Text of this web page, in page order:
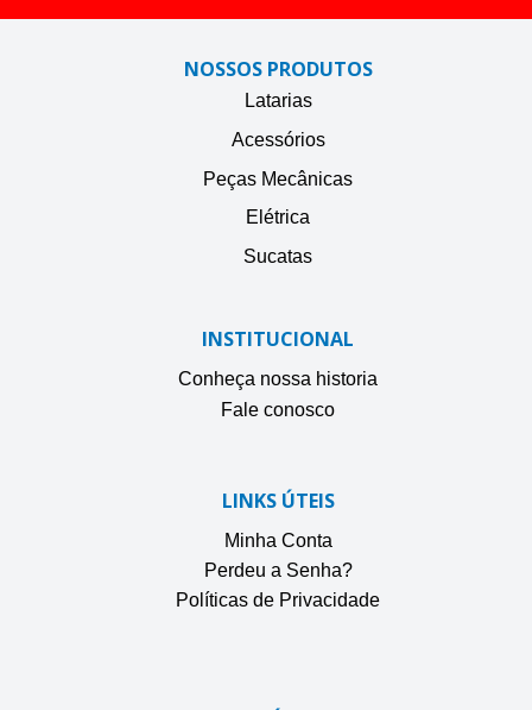
NOSSOS PRODUTOS
Latarias
Acessórios
Peças Mecânicas
Elétrica
Sucatas
INSTITUCIONAL
Conheça nossa historia
Fale conosco
LINKS ÚTEIS
Minha Conta
Perdeu a Senha?
Políticas de Privacidade